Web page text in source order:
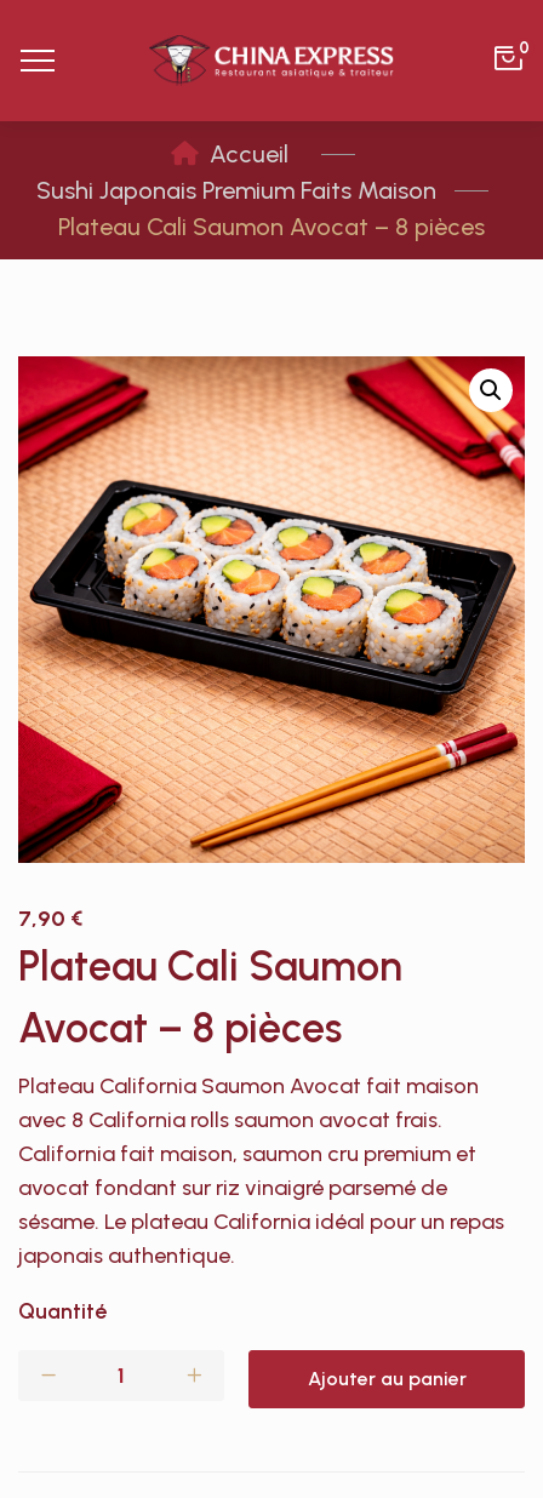
0
Sushi Japonais Premium Faits Maison
Plateau Cali Saumon Avocat – 8 pièces
7,90 €
Plateau Cali Saumon
Avocat – 8 pièces
Plateau California Saumon Avocat fait maison
avec 8 California rolls saumon avocat frais.
California fait maison, saumon cru premium et
avocat fondant sur riz vinaigré parsemé de
sésame. Le plateau California idéal pour un repas
japonais authentique.
Quantité
Ajouter au panier